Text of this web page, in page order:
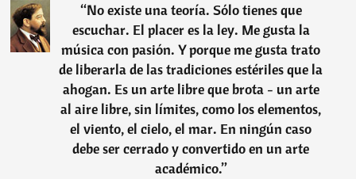
“No existe una teoría. Sólo tienes que
escuchar. El placer es la ley. Me gusta la
música con pasión. Y porque me gusta trato
de liberarla de las tradiciones estériles que la
ahogan. Es un arte libre que brota - un arte
al aire libre, sin límites, como los elementos,
el viento, el cielo, el mar. En ningún caso
debe ser cerrado y convertido en un arte
académico.”